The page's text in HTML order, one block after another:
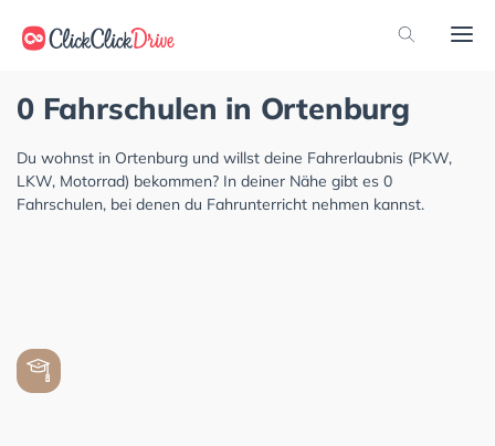
0 Fahrschulen in Ortenburg
Du wohnst in Ortenburg und willst deine Fahrerlaubnis (PKW,
LKW, Motorrad) bekommen? In deiner Nähe gibt es 0
Fahrschulen, bei denen du Fahrunterricht nehmen kannst.